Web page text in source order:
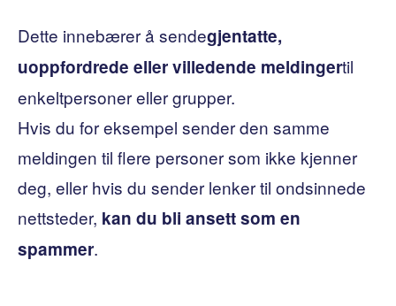
Dette innebærer å sendegjentatte,
uoppfordrede eller villedende meldingertil
enkeltpersoner eller grupper.
Hvis du for eksempel sender den samme
meldingen til flere personer som ikke kjenner
deg, eller hvis du sender lenker til ondsinnede
nettsteder, kan du bli ansett som en
spammer.